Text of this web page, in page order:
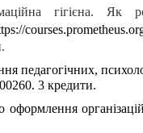
гігієна. Як
педагогічних,
3 кредити.